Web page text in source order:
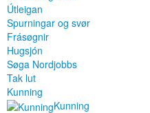
Útleigan
Spurningar og svør
Frásøgnir
Hugsjón
Søga Nordjobbs
Tak lut
Kunning
Kunning